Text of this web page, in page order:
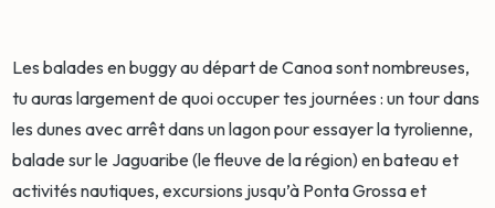
Les balades en buggy au départ de Canoa sont nombreuses,
tu auras largement de quoi occuper tes journées : un tour dans
les dunes avec arrêt dans un lagon pour essayer la tyrolienne,
balade sur le Jaguaribe (le fleuve de la région) en bateau et
activités nautiques, excursions jusqu’à Ponta Grossa et